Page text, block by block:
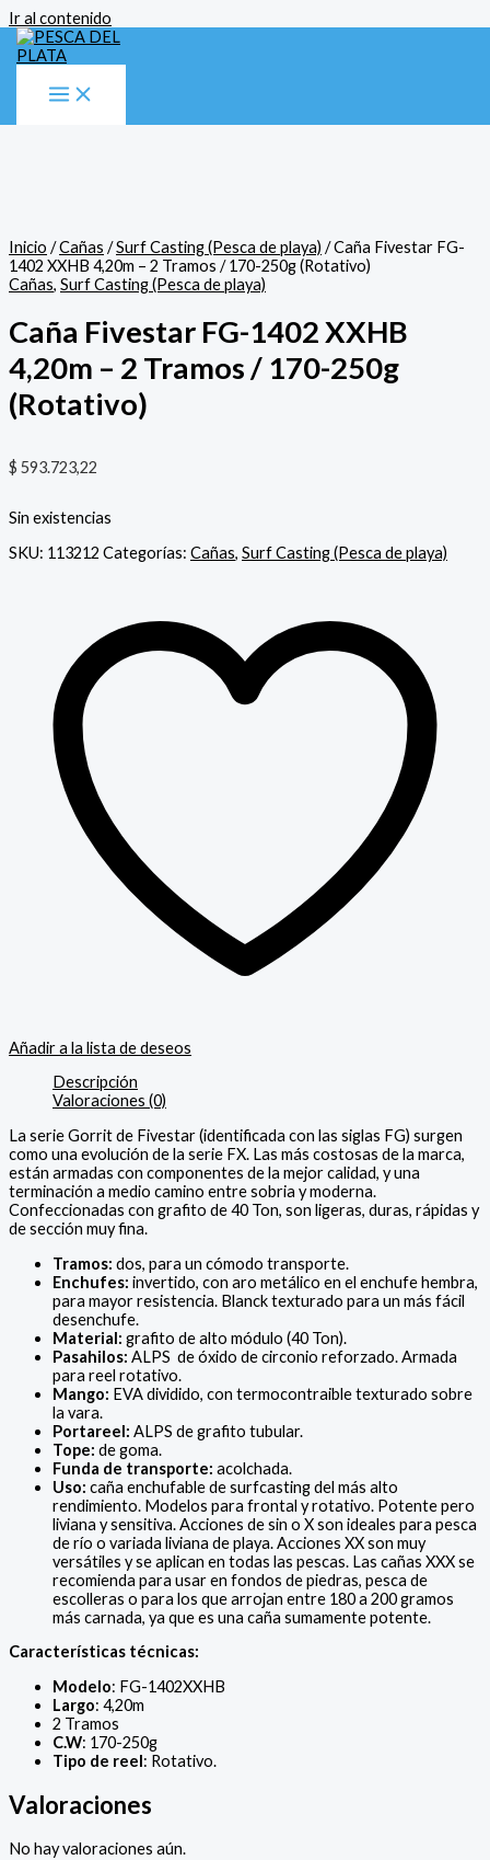
Ir al contenido
Inicio /Cañas /Surf Casting (Pesca de playa) / Caña Fivestar FG-
1402 XXHB 4,20m – 2 Tramos / 170-250g (Rotativo)
Cañas, Surf Casting (Pesca de playa)
Caña Fivestar FG-1402 XXHB
4,20m – 2 Tramos / 170-250g
(Rotativo)
$ 593.723,22
Sin existencias
SKU: 113212 Categorías: Cañas, Surf Casting (Pesca de playa)
Añadir a la lista de deseos
Descripción
Valoraciones (0)
La serie Gorrit de Fivestar (identificada con las siglas FG) surgen
como una evolución de la serie FX. Las más costosas de la marca,
están armadas con componentes de la mejor calidad, y una
terminación a medio camino entre sobria y moderna.
Confeccionadas con grafito de 40 Ton, son ligeras, duras, rápidas y
de sección muy fina.
Tramos: dos, para un cómodo transporte.
Enchufes: invertido, con aro metálico en el enchufe hembra,
para mayor resistencia. Blanck texturado para un más fácil
desenchufe.
Material: grafito de alto módulo (40 Ton).
Pasahilos: ALPS de óxido de circonio reforzado. Armada
para reel rotativo.
Mango: EVA dividido, con termocontraible texturado sobre
la vara.
Portareel: ALPS de grafito tubular.
Tope: de goma.
Funda de transporte: acolchada.
Uso: caña enchufable de surfcasting del más alto
rendimiento. Modelos para frontal y rotativo. Potente pero
liviana y sensitiva. Acciones de sin o X son ideales para pesca
de río o variada liviana de playa. Acciones XX son muy
versátiles y se aplican en todas las pescas. Las cañas XXX se
recomienda para usar en fondos de piedras, pesca de
escolleras o para los que arrojan entre 180 a 200 gramos
más carnada, ya que es una caña sumamente potente.
Características técnicas:
Modelo: FG-1402XXHB
Largo: 4,20m
2 Tramos
C.W: 170-250g
Tipo de reel: Rotativo.
Valoraciones
No hay valoraciones aún.